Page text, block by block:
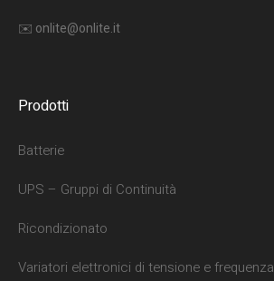
✉️ onlite@onlite.it
Prodotti
Batterie
UPS – Gruppi di Continuità
Ricondizionato
Variatori elettronici di tensione e frequenza